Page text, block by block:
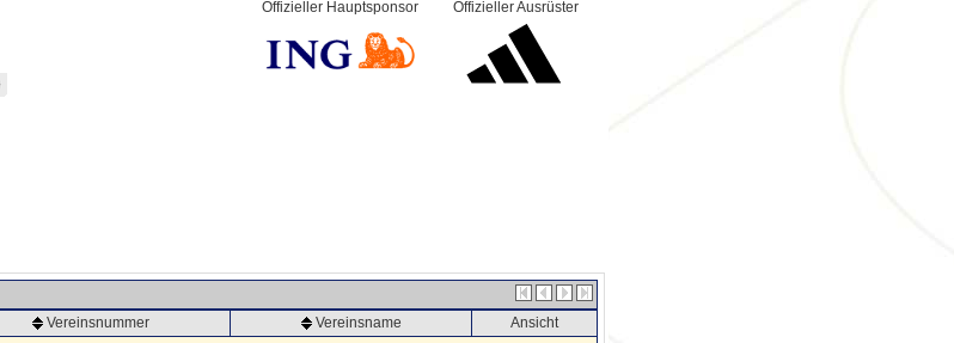
Offizieller Ausrüster
Offizieller Hauptsponsor
Vereinsnummer Vereinsname Ansicht